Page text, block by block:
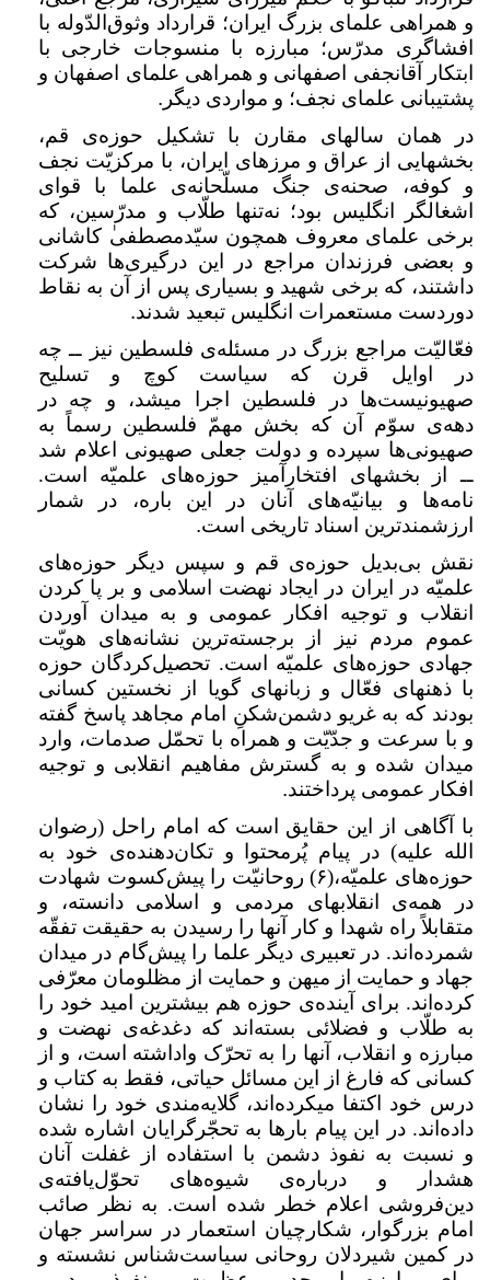
و همراهی علمای بزرگ ایران؛ قرارداد وثوق‌الدّوله با
افشاگری مدرّس؛ مبارزه با منسوجات خارجی با
ابتکار آقانجفی اصفهانی و همراهی علمای اصفهان و
پشتیبانی علمای نجف؛ و مواردی دیگر .
در همان سالهای مقارن با تشکیل حوزه‌ی قم،
بخشهایی از عراق و مرزهای ایران، با مرکزیّت نجف
و کوفه، صحنه‌ی جنگ مسلّحانه‌ی علما با قوای
اشغالگر انگلیس بود؛ نه‌تنها طلّاب و مدرّسین، که
برخی علمای معروف همچون سیّدمصطفی کاشانی
و بعضی فرزندان مراجع در این درگیری‌ها شرکت
داشتند، که برخی شهید و بسیاری پس از آن به نقاط
دوردست مستعمرات انگلیس تبعید شدند.
فعّالیّت مراجع بزرگ در مسئله‌ی فلسطین نیز ــ چه
در اوایل قرن که سیاست کوچ و تسلیح
صهیونیست‌ها در فلسطین اجرا میشد، و چه در
دهه‌ی سوّم آن که بخش مهمّ فلسطین رسماً به
صهیونی‌ها سپرده و دولت جعلی صهیونی اعلام شد
ــ از بخشهای افتخارآمیز حوزه‌های علمیّه است.
نامه‌ها و بیانیّه‌های آنان در این باره، در شمار
ارزشمندترین اسناد تاریخی است.
نقش بی‌بدیل حوزه‌ی قم و سپس دیگر حوزه‌های
علمیّه در ایران در ایجاد نهضت اسلامی و بر پا کردن
انقلاب و توجیه افکار عمومی و به میدان آوردن
عموم مردم نیز از برجسته‌ترین نشانه‌های هویّت
جهادی حوزه‌های علمیّه است. تحصیل‌کردگان حوزه
با ذهنهای فعّال و زبانهای گویا از نخستین کسانی
بودند که به غریو دشمن‌شکنِ امام مجاهد پاسخ گفته
و با سرعت و جدّیّت و همراه با تحمّل صدمات، وارد
میدان شده و به گسترش مفاهیم انقلابی و توجیه
افکار عمومی پرداختند.
با آگاهی از این حقایق است که امام راحل (رضوان
الله علیه) در پیام پُرمحتوا و تکان‌دهنده‌ی خود به
حوزه‌های علمیّه،(۶)
روحانیّت را پیش‌کسوت شهادت
در همه‌ی انقلابهای مردمی و اسلامی دانسته‌، و
متقابلاً راه شهدا و کار آنها را رسیدن به حقیقت تفقّه
شمرده‌اند. در تعبیری دیگر علما را پیش‌گام در میدان
جهاد و حمایت از میهن و حمایت از مظلومان معرّفی
کرده‌اند. برای آینده‌ی حوزه هم بیشترین امید خود را
به طلّاب و فضلائی بسته‌اند که دغدغه‌ی نهضت و
مبارزه و انقلاب، آنها را به تحرّک واداشته است، و از
کسانی که فارغ از این مسائل حیاتی، فقط به کتاب و
درس خود اکتفا میکرده‌اند، گلایه‌مندی خود را نشان
داده‌اند. در این پیام بارها به تحجّرگرایان اشاره شده
و نسبت به نفوذ دشمن با استفاده از غفلت آنان
هشدار و درباره‌ی شیوه‌های تحوّل‌یافته‌ی
دین‌فروشی اعلام خطر شده است. به نظر صائب
امام بزرگوار،‌ شکارچیان استعمار در سراسر جهان
در کمین شیردلان روحانی سیاست‌شناس نشسته و